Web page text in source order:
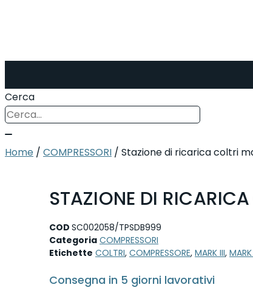
Cerca
Home / COMPRESSORI / Stazione di ricarica coltri
STAZIONE DI
CODSC002058/TPSDB999
Categoria COMPRESSORI
Etichette COLTRI,COMPRESSORE,MARK III,
Consegna in 5 giorni lavorativi